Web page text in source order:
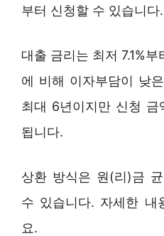
부터 신청할 수 있습니다.
대출 금리는 최저 7.1%
에 비해 이자부담이 낮
최대 6년이지만 신청 금
됩니다.
상환 방식은 원(리)금
수 있습니다. 자세한 내
요.